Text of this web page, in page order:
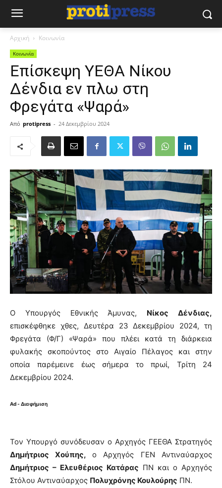
Αρχική Κοινωνία
Κοινωνία
Επίσκεψη ΥΕΘΑ Νίκου
Δένδια εν πλω στη
Φρεγάτα «Ψαρά»
Από protipress - 24 Δεκεμβρίου 2024
Ο Υπουργός Εθνικής Άμυνας, Νίκος Δένδιας,
επισκέφθηκε χθες, Δευτέρα 23 Δεκεμβρίου 2024, τη
Φρεγάτα (Φ/Γ) «Ψαρά» που πλέει κατά τη διάρκεια
φυλακής σκοπούντος στο Αιγαίο Πέλαγος και στην
οποία παρέμεινε έως σήμερα το πρωί, Τρίτη 24
Δεκεμβρίου 2024.
Ad - Διαφήμιση
Τον Υπουργό συνόδευσαν ο Αρχηγός ΓΕΕΘΑ Στρατηγός
Δημήτριος Χούπης, ο Αρχηγός ΓΕΝ Αντιναύαρχος
Δημήτριος – Ελευθέριος Κατάρας ΠΝ και ο Αρχηγός
Στόλου Αντιναύαρχος Πολυχρόνης Κουλούρης ΠΝ.